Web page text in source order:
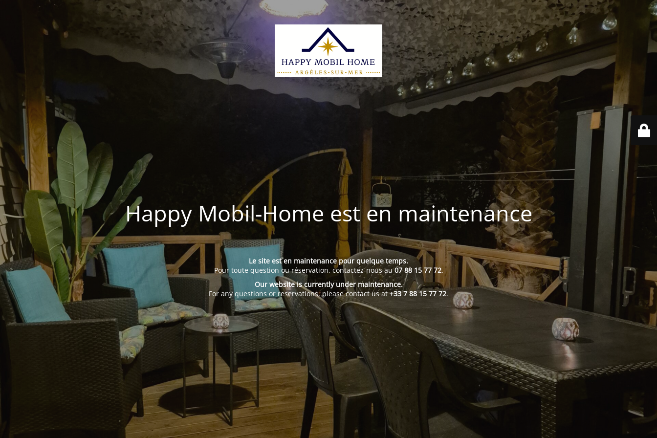
Happy Mobil-Home est en maintenance
Le site est en maintenance pour quelque temps.
Pour toute question ou réservation, contactez-nous au07 88 15 77 72.
Our website is currently under maintenance.
For any questions or reservations, please contact us at+33 7 88 15 77 72.